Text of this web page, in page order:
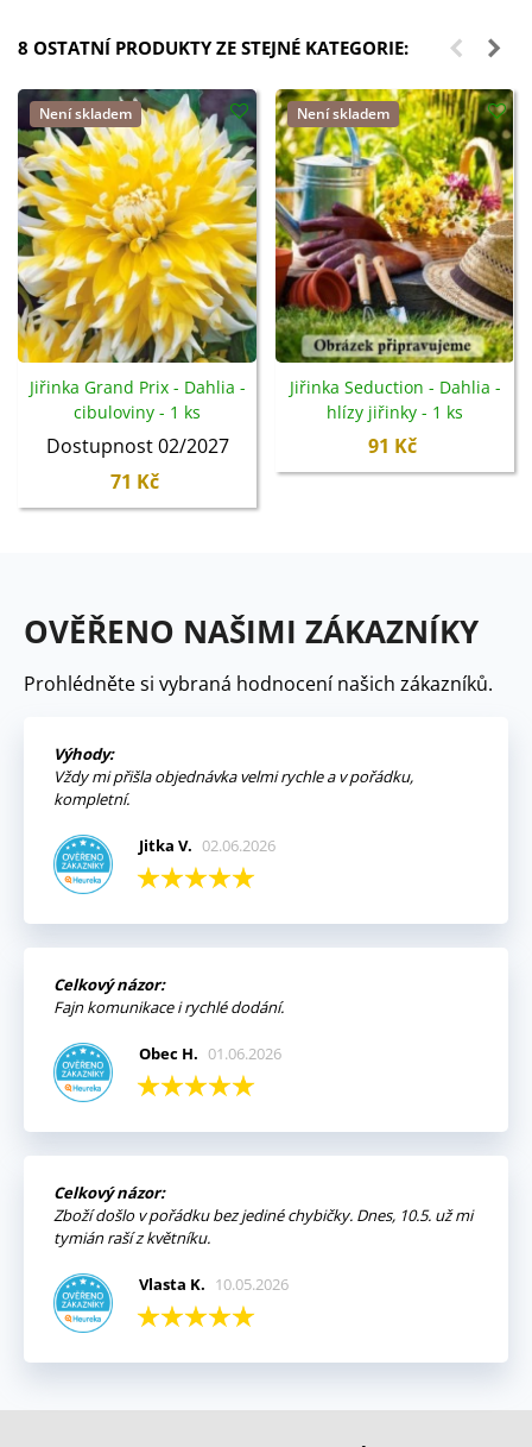
8 OSTATNÍ PRODUKTY ZE STEJNÉ KATEGORIE:
Není skladem
Jiřinka Grand Prix - Dahlia -
cibuloviny - 1 ks
Dostupnost 02/2027
71 Kč
Není skladem
Jiřinka Seduction - Dahlia -
hlízy jiřinky - 1 ks
91 Kč
OVĚŘENO NAŠIMI ZÁKAZNÍKY
Prohlédněte si vybraná hodnocení našich zákazníků.
Výhody:
Vždy mi přišla objednávka velmi rychle a v pořádku,
kompletní.
Jitka V. 02.06.2026
Celkový názor:
Fajn komunikace i rychlé dodání.
Obec H. 01.06.2026
Celkový názor:
Zboží došlo v pořádku bez jediné chybičky. Dnes, 10.5. už mi
tymián raší z květníku.
Vlasta K. 10.05.2026